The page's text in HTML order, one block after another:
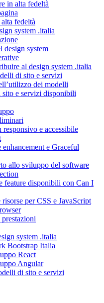
in alta fedeltà
fedeltà
system .italia
design system
al design system .italia
di sito e servizi
dei modelli
e servizi disponibili
responsivo e accessibile
e Graceful
allo sviluppo del software
feature disponibili con Can I
per CSS e JavaScript
system .italia
Bootstrap Italia
React
Angular
di sito e servizi